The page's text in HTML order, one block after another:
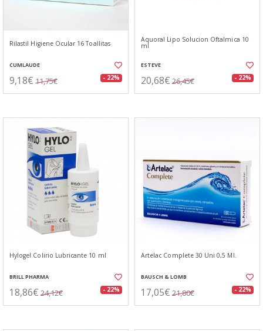
Rilastil Higiene Ocular 16 Toallitas
CUMLAUDE
9,18€ 11,75€ - 22%
Aquoral Lipo Solucion Oftalmica 10
ml
ESTEVE
20,68€ 26,45€ - 22%
Hylogel Colirio Lubricante 10 ml
BRILL PHARMA
18,86€ 24,12€ - 22%
Artelac Complete 30 Uni 0,5 Ml.
BAUSCH & LOMB
17,05€ 21,80€ - 22%